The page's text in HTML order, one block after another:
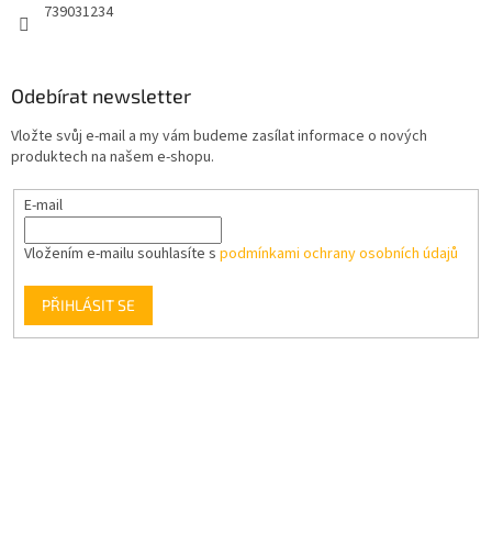
739031234
Odebírat newsletter
Vložte svůj e-mail a my vám budeme zasílat informace o nových
produktech na našem e-shopu.
E-mail
Vložením e-mailu souhlasíte s podmínkami ochrany osobních údajů
PŘIHLÁSIT SE